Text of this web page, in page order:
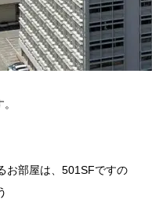
お部屋は、501SFですの